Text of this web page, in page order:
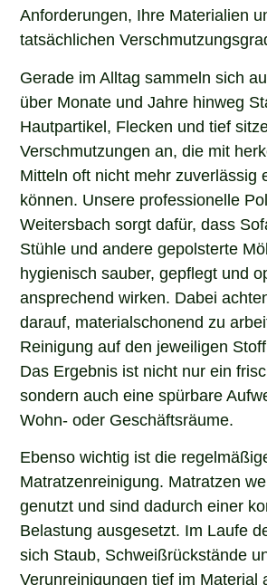
Anforderungen, Ihre Materialien
tatsächlichen
Gerade im Alltag sammeln sich
über Monate und Jahre hinweg
Hautpartikel, Flecken und tief
Verschmutzungen an, die mit
Mitteln oft nicht mehr zuverlässig
können. Unsere professionelle
Weitersbach sorgt dafür, dass
Stühle und andere gepolsterte
hygienisch sauber, gepflegt und
ansprechend wirken. Dabei
darauf, materialschonend zu
Reinigung auf den jeweiligen
Das Ergebnis ist nicht nur ein
sondern auch eine spürbare
Wohn- oder Geschäftsräume.
Ebenso wichtig ist die
Matratzenreinigung. Matratzen
genutzt und sind dadurch einer
Belastung ausgesetzt. Im Laufe
sich Staub, Schweißrückstände
Verunreinigungen tief im Material